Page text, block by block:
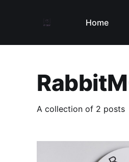
Home
A collection of 2 posts